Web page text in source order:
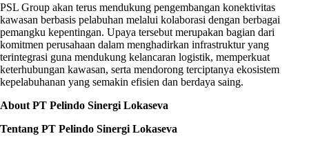
PSL Group akan terus mendukung pengembangan konektivitas
kawasan berbasis pelabuhan melalui kolaborasi dengan berbagai
pemangku kepentingan. Upaya tersebut merupakan bagian dari
komitmen perusahaan dalam menghadirkan infrastruktur yang
terintegrasi guna mendukung kelancaran logistik, memperkuat
keterhubungan kawasan, serta mendorong terciptanya ekosistem
kepelabuhanan yang semakin efisien dan berdaya saing.
About PT Pelindo Sinergi Lokaseva
Tentang PT Pelindo Sinergi Lokaseva